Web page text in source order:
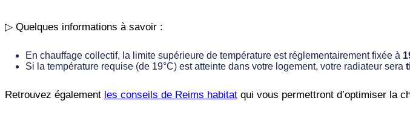
▷ Quelques informations à savoir :
En chauffage collectif, la limite supérieure de température est réglementairement fixée à
Si la température requise (de 19°C) est atteinte dans votre logement, votre radiateur sera
Retrouvez également les conseils de Reims habitat qui vous permettront d’optimiser la